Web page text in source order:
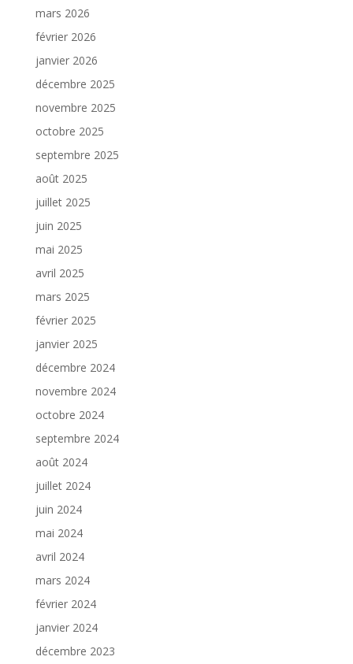
mars 2026
février 2026
janvier 2026
décembre 2025
novembre 2025
octobre 2025
septembre 2025
août 2025
juillet 2025
juin 2025
mai 2025
avril 2025
mars 2025
février 2025
janvier 2025
décembre 2024
novembre 2024
octobre 2024
septembre 2024
août 2024
juillet 2024
juin 2024
mai 2024
avril 2024
mars 2024
février 2024
janvier 2024
décembre 2023